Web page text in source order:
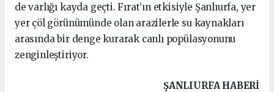
de varlığı kayda geçti. Fırat’ın etkisiyle Şanlıurfa, yer
yer çöl görünümünde olan arazilerle su kaynakları
arasında bir denge kurarak canlı popülasyonunu
zenginleştiriyor.
ŞANLIURFA HABERİ